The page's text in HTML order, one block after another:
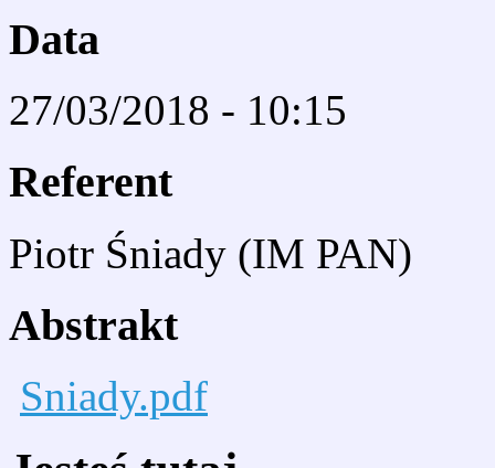
Data
27/03/2018 - 10:15
Referent
Piotr Śniady (IM PAN)
Abstrakt
Sniady.pdf